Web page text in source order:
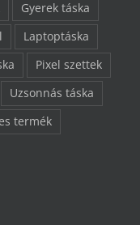
Gyerek táska
Laptoptáska
Pixel szettek
Uzsonnás táska
termék